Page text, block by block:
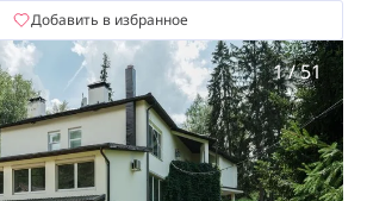
Добавить в избранное
1/51